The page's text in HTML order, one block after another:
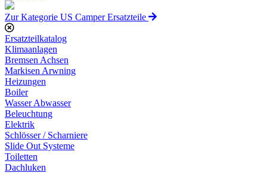
Zur Kategorie US Camper Ersatzteile
Ersatzteilkatalog
Klimaanlagen
Bremsen Achsen
Markisen Arwning
Heizungen
Boiler
Wasser Abwasser
Beleuchtung
Elektrik
Schlösser / Scharniere
Slide Out Systeme
Toiletten
Dachluken